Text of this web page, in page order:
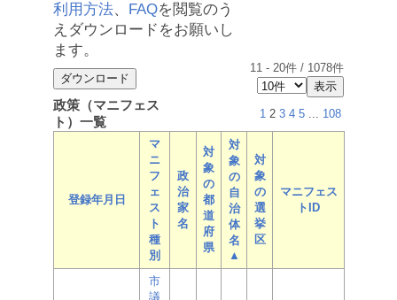
利用方法、 FAQを閲覧のう
えダウンロードをお願いし
ます。
11 - 20件 / 1078件
政策（マニフェス
ト）一覧
1 2 3 4 5 ... 108
登録年月日
マ
ニ
フ
ェ
ス
ト
種
別
政
治
家
名
対
象
の
都
道
府
県
対
象
の
自
治
体
名
▲
対
象
の
選
挙
区
マニフェス
トID
市
議